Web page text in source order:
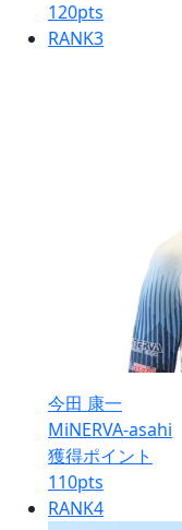
120pts
RANK3
今田 康一
MiNERVA-asahi
獲得ポイント
110pts
RANK4